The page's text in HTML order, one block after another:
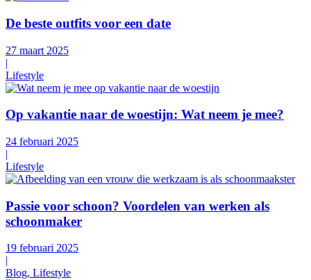
De beste outfits voor een date
27 maart 2025
|
Lifestyle
Op vakantie naar de woestijn: Wat neem je mee?
24 februari 2025
|
Lifestyle
Passie voor schoon? Voordelen van werken als
schoonmaker
19 februari 2025
|
Blog, Lifestyle